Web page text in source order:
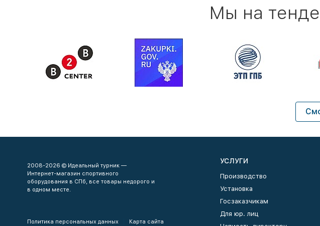
Мы на
2008-2026 © Идеальный турник —
Интернет-магазин спортивного
оборудования в СПб, все товары недорого и
в одном месте.
Политика персональных данных Карта сайта
УСЛУГИ
Производство
Установка
Госзаказчикам
Для юр. лиц